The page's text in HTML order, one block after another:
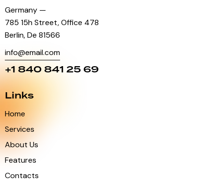
Germany —
785 15h Street, Office 478
Berlin, De 81566
info@email.com
+1 840 841 25 69
Links
Home
Services
About Us
Features
Contacts